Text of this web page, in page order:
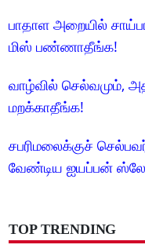
பாதாள அறையில்
மிஸ் பண்ணாதீங்க!
வாழ்வில் செல்வமும்,
மறக்காதீங்க!
சபரிமலைக்குச்
வேண்டிய ஐயப்பன்
TOP TRENDING